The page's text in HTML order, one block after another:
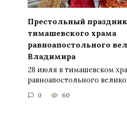
Престольный праздник
тимашевского храма
равноапостольного
Владимира
28 июля в тимашевском
равноапостольного
0 60